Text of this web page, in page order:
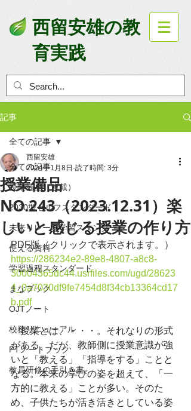
西留安雄の教
育実践
記事
全ての記事
授業備品（連載）
2030型セルフスタンダード
未来リレー型学習スタンダード
使える資料
学習過程スタンダード
まなブック
OJTノート
校務リニューアル
PTノートブック
教員研修の手引き書
全ての記事
授業備品
NO.243（2023.12.31）楽
しいと感じる授業の作り方
西留安雄
2024年1月8日 読了時間: 3分
PDF版（クリックで表示されます。）
https://286234e2-89e8-4807-a8c8-
30004365dc44.usrfiles.com/ugd/28623
4_0a7030df9fe7454d8f34cb13364cd17
b.pdf
授業とは、・・・。それなりの形式
がある。だが、教師側に授業意識が強
いと「教える」「指導をする」ことと
なる。本来の学びの姿を超えて、「一
方的に教える」ことが多い。そのた
め、子供たちが活き活きとしている姿